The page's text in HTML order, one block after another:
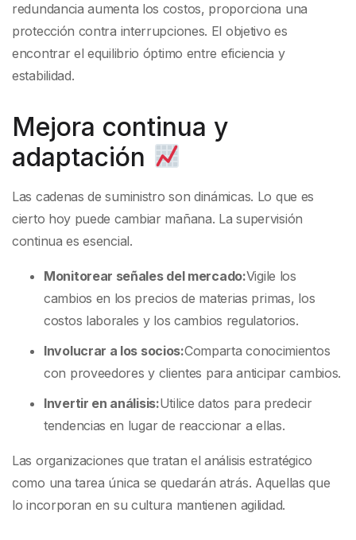
redundancia aumenta los costos, proporciona una
protección contra interrupciones. El objetivo es
encontrar el equilibrio óptimo entre eficiencia y
estabilidad.
Mejora continua y
adaptación
Las cadenas de suministro son dinámicas. Lo que es
cierto hoy puede cambiar mañana. La supervisión
continua es esencial.
Monitorear señales del mercado:Vigile los
cambios en los precios de materias primas, los
costos laborales y los cambios regulatorios.
Involucrar a los socios:Comparta conocimientos
con proveedores y clientes para anticipar cambios.
Invertir en análisis:Utilice datos para predecir
tendencias en lugar de reaccionar a ellas.
Las organizaciones que tratan el análisis estratégico
como una tarea única se quedarán atrás. Aquellas que
lo incorporan en su cultura mantienen agilidad.